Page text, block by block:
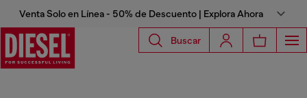
Venta Solo en Línea - 50% de Descuento | Explora Ahora
Buscar